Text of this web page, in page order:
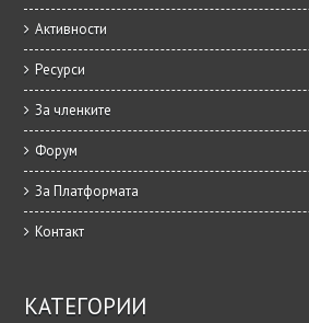
Активности
Ресурси
За членките
Форум
За Платформата
Контакт
КАТЕГОРИИ